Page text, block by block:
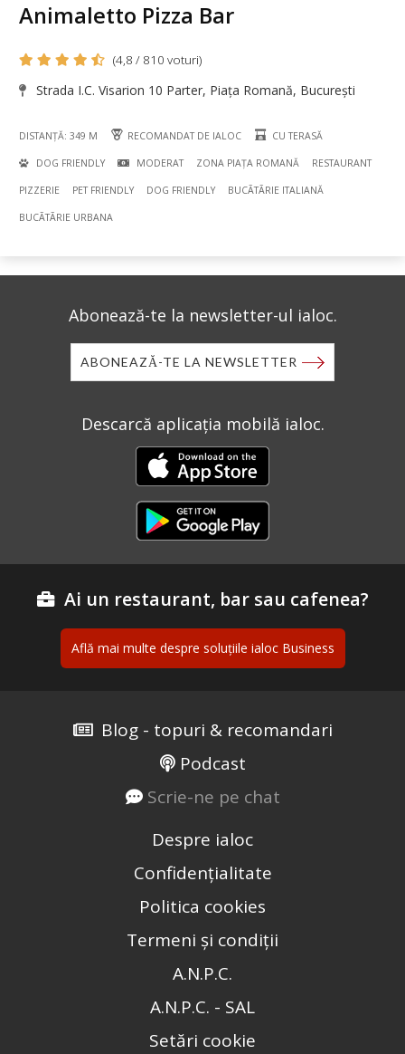
Animaletto Pizza Bar
(4,8 / 810 voturi)
Strada I.C. Visarion 10 Parter, Piața Romană, București
DISTANȚĂ: 349 M RECOMANDAT DE IALOC CU TERASĂ
DOG FRIENDLY MODERAT ZONA PIAȚA ROMANĂ RESTAURANT
PIZZERIE PET FRIENDLY DOG FRIENDLY BUCÃTÃRIE ITALIANĂ
BUCÃTÃRIE URBANA
Abonează-te la newsletter-ul ialoc.
ABONEAZĂ-TE LA NEWSLETTER
Descarcă aplicația mobilă ialoc.
Ai un restaurant, bar sau cafenea?
Află mai multe despre soluțiile ialoc Business
Blog - topuri & recomandari
Podcast
Scrie-ne pe chat
Despre ialoc
Confidențialitate
Politica cookies
Termeni și condiții
A.N.P.C.
A.N.P.C. - SAL
Setări cookie